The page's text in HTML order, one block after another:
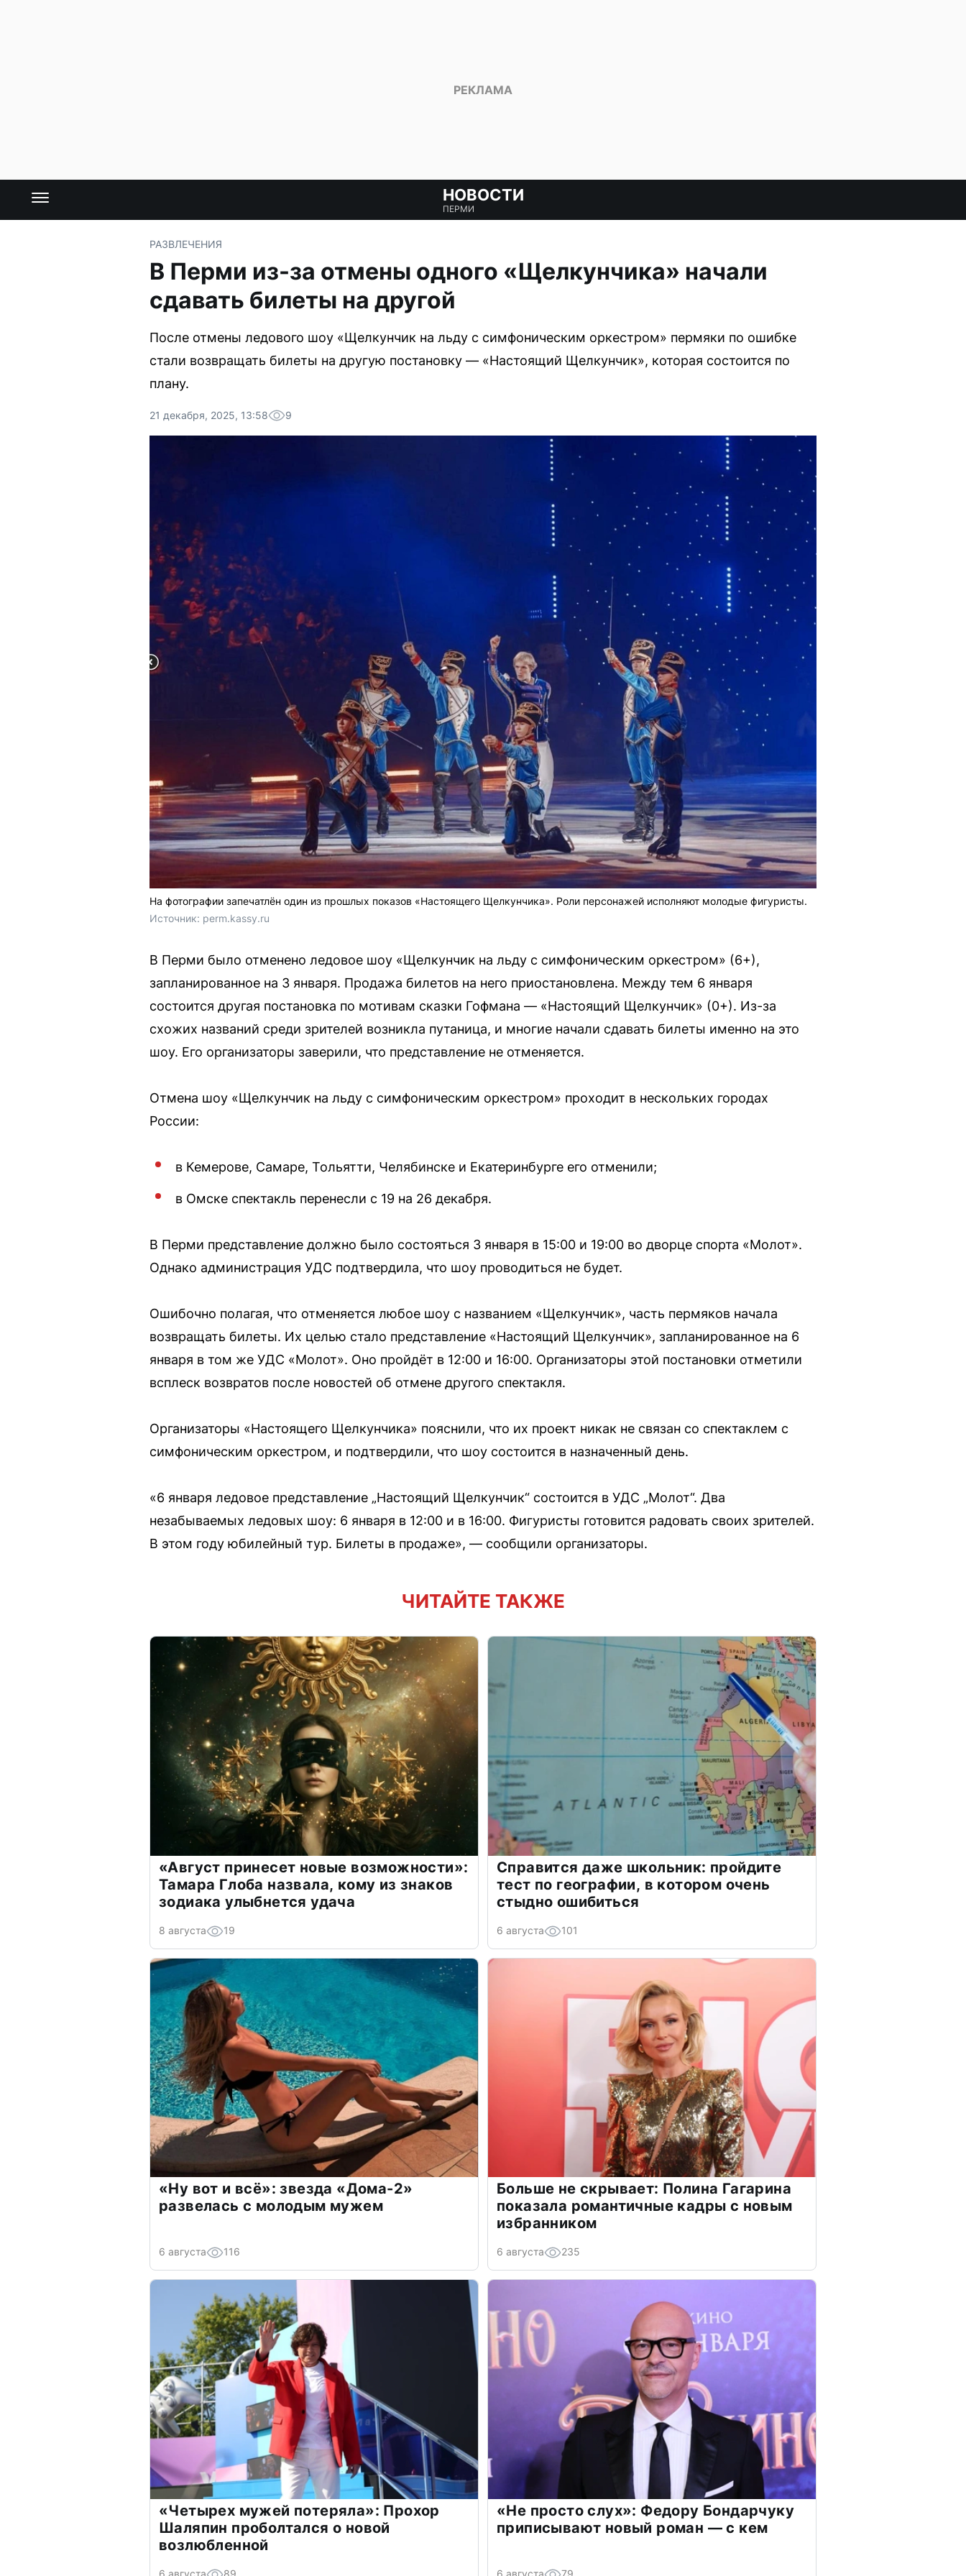
НОВОСТИ
ПЕРМИ
РАЗВЛЕЧЕНИЯ
В Перми из-за отмены одного «Щелкунчика» начали
сдавать билеты на другой
После отмены ледового шоу «Щелкунчик на льду с симфоническим оркестром» пермяки по ошибке
стали возвращать билеты на другую постановку — «Настоящий Щелкунчик», которая состоится по
плану.
21 декабря, 2025, 13:58 9
На фотографии запечатлён один из прошлых показов «Настоящего Щелкунчика». Роли персонажей исполняют молодые фигуристы.
Источник: perm.kassy.ru
В Перми было отменено ледовое шоу «Щелкунчик на льду с симфоническим оркестром» (6+),
запланированное на 3 января. Продажа билетов на него приостановлена. Между тем 6 января
состоится другая постановка по мотивам сказки Гофмана — «Настоящий Щелкунчик» (0+). Из-за
схожих названий среди зрителей возникла путаница, и многие начали сдавать билеты именно на это
шоу. Его организаторы заверили, что представление не отменяется.
Отмена шоу «Щелкунчик на льду с симфоническим оркестром» проходит в нескольких городах
России:
в Кемерове, Самаре, Тольятти, Челябинске и Екатеринбурге его отменили;
в Омске спектакль перенесли с 19 на 26 декабря.
В Перми представление должно было состояться 3 января в 15:00 и 19:00 во дворце спорта «Молот».
Однако администрация УДС подтвердила, что шоу проводиться не будет.
Ошибочно полагая, что отменяется любое шоу с названием «Щелкунчик», часть пермяков начала
возвращать билеты. Их целью стало представление «Настоящий Щелкунчик», запланированное на 6
января в том же УДС «Молот». Оно пройдёт в 12:00 и 16:00. Организаторы этой постановки отметили
всплеск возвратов после новостей об отмене другого спектакля.
Организаторы «Настоящего Щелкунчика» пояснили, что их проект никак не связан со спектаклем с
симфоническим оркестром, и подтвердили, что шоу состоится в назначенный день.
«6 января ледовое представление „Настоящий Щелкунчик“ состоится в УДС „Молот“. Два
незабываемых ледовых шоу: 6 января в 12:00 и в 16:00. Фигуристы готовится радовать своих зрителей.
В этом году юбилейный тур. Билеты в продаже», — сообщили организаторы.
ЧИТАЙТЕ ТАКЖЕ
«Август принесет новые возможности»:
Тамара Глоба назвала, кому из знаков
зодиака улыбнется удача
8 августа 19
Справится даже школьник: пройдите
тест по географии, в котором очень
стыдно ошибиться
6 августа 101
«Ну вот и всё»: звезда «Дома-2»
развелась с молодым мужем
6 августа 116
Больше не скрывает: Полина Гагарина
показала романтичные кадры с новым
избранником
6 августа 235
«Четырех мужей потеряла»: Прохор
Шаляпин проболтался о новой
возлюбленной
6 августа 89
«Не просто слух»: Федору Бондарчуку
приписывают новый роман — с кем
6 августа 79